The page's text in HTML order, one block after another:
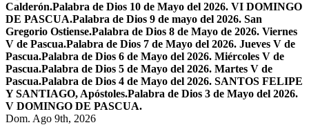
Calderón.Palabra de Dios 10 de Mayo del 2026. VI DOMINGO
DE PASCUA.Palabra de Dios 9 de mayo del 2026. San
Gregorio Ostiense.Palabra de Dios 8 de Mayo de 2026. Viernes
V de Pascua.Palabra de Dios 7 de Mayo del 2026. Jueves V de
Pascua.Palabra de Dios 6 de Mayo del 2026. Miércoles V de
Pascua.Palabra de Dios 5 de Mayo del 2026. Martes V de
Pascua.Palabra de Dios 4 de Mayo del 2026. SANTOS FELIPE
Y SANTIAGO, Apóstoles.Palabra de Dios 3 de Mayo del 2026.
V DOMINGO DE PASCUA.
Dom. Ago 9th, 2026